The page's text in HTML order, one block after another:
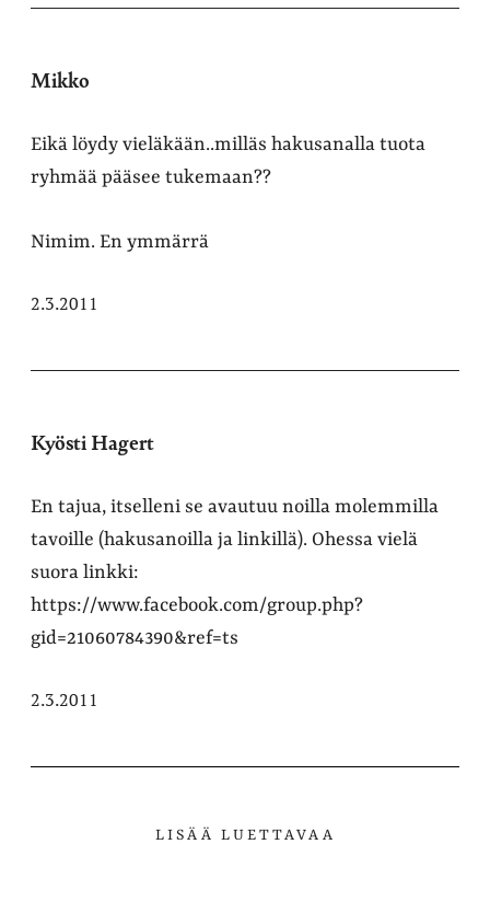
Mikko
Eikä löydy vieläkään..milläs hakusanalla tuota
ryhmää pääsee tukemaan??
Nimim. En ymmärrä
2.3.2011
Kyösti Hagert
En tajua, itselleni se avautuu noilla molemmilla
tavoille (hakusanoilla ja linkillä). Ohessa vielä
suora linkki:
https://www.facebook.com/group.php?
gid=21060784390&ref=ts
2.3.2011
LISÄÄ LUETTAVAA